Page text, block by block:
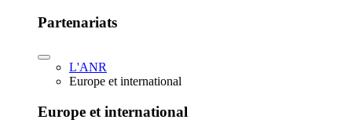
Partenariats
L'ANR
Europe et international
Europe et international